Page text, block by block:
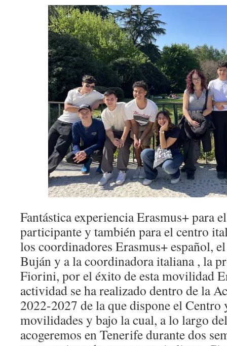
Fantástica experiencia Erasmus+ para
participante y también para el centro
los coordinadores Erasmus+ español,
Buján y a la coordinadora italiana , la
Fiorini, por el éxito de esta movilidad
actividad se ha realizado dentro de la
2022-2027 de la que dispone el Centro
movilidades y bajo la cual, a lo largo
acogeremos en Tenerife durante dos